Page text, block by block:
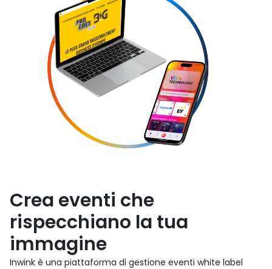
Crea eventi che
rispecchiano la tua
immagine
Inwink è una piattaforma di gestione eventi white label